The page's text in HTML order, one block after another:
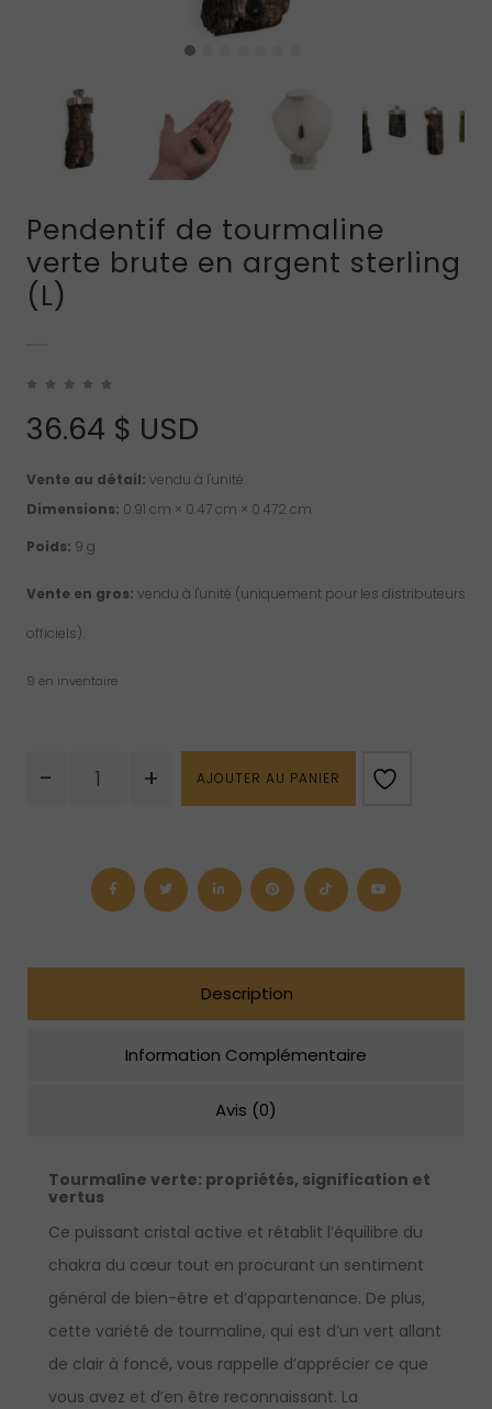
Pendentif de tourmaline
verte brute en argent sterling
(L)
36.64 $ USD
Vente au détail: vendu à l'unité.
Dimensions: 0.91 cm × 0.47 cm × 0.472 cm
Poids: 9 g
Vente en gros: vendu à l'unité (uniquement pour les distributeurs
officiels).
9 en inventaire
-
de
(L)
+ AJOUTER AU PANIER
Description
Information Complémentaire
Avis (0)
Tourmaline verte: propriétés, signification et
vertus
Ce puissant cristal active et rétablit l’équilibre du
chakra du cœur tout en procurant un sentiment
général de bien-être et d’appartenance. De plus,
cette variété de tourmaline, qui est d’un vert allant
de clair à foncé, vous rappelle d’apprécier ce que
vous avez et d’en être reconnaissant. La